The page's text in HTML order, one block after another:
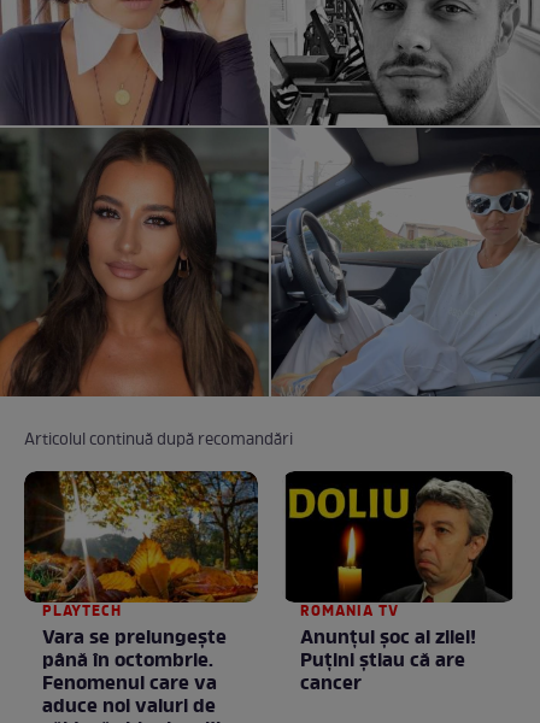
Articolul continuă după recomandări
PLAYTECH
Vara se prelungeşte
până în octombrie.
Fenomenul care va
aduce noi valuri de
ROMANIA TV
Anunţul şoc al zilei!
Puţini ştiau că are
cancer